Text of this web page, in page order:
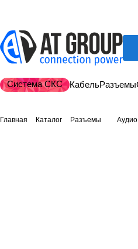
Система СКС КабельРазъемы
Главная Каталог Разъемы